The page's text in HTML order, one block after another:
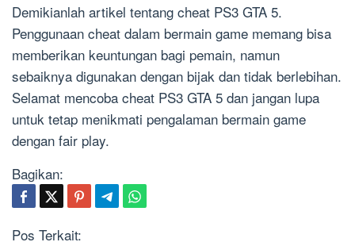
Demikianlah artikel tentang cheat PS3 GTA 5.
Penggunaan cheat dalam bermain game memang bisa
memberikan keuntungan bagi pemain, namun
sebaiknya digunakan dengan bijak dan tidak berlebihan.
Selamat mencoba cheat PS3 GTA 5 dan jangan lupa
untuk tetap menikmati pengalaman bermain game
dengan fair play.
Bagikan:
Pos Terkait: